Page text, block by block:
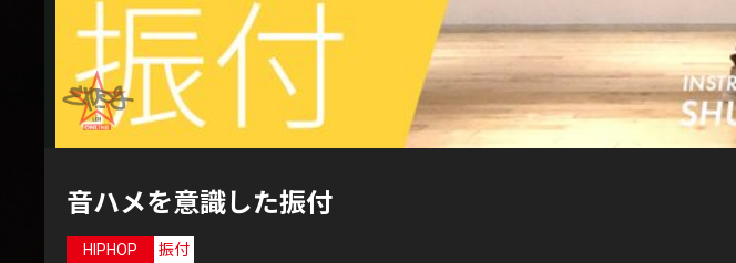
音ハメを意識した振付
HIPHOP 振付